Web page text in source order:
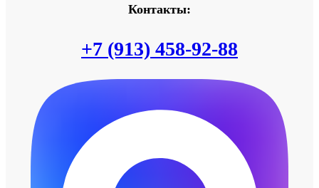
Контакты:
+7 (913) 458-92-88